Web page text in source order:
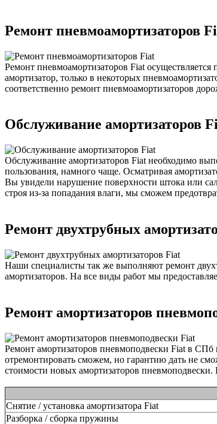
Ремонт пневмоамортизаторов
Ремонт пневмоамортизаторов Fiat
амортизатор, только в некоторых
соответственно ремонт пневмоамортизаторов
Обслуживание амортизаторов
Обслуживание амортизаторов Fiat необходимо
пользования, намного чаще. Осматривая
Вы увидели нарушение поверхности штока или
строя из-за попадания влаги, мы сможем
Ремонт двухтрубных
Наши специалисты так же выполняют ремонт
амортизаторов. На все виды работ мы
Ремонт амортизаторов
Ремонт амортизаторов пневмоподвески Fiat в
отремонтировать сможем, но гарантию дать не
стоимости новых амортизаторов
Снятие / установка амортизатора Fiat
Разборка / сборка пружины